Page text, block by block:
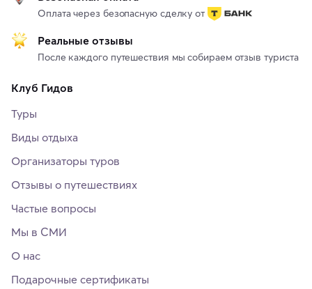
Оплата через безопасную сделку от
Реальные отзывы
После каждого путешествия мы собираем отзыв туриста
Клуб Гидов
Туры
Виды отдыха
Организаторы туров
Отзывы о путешествиях
Частые вопросы
Мы в СМИ
О нас
Подарочные сертификаты